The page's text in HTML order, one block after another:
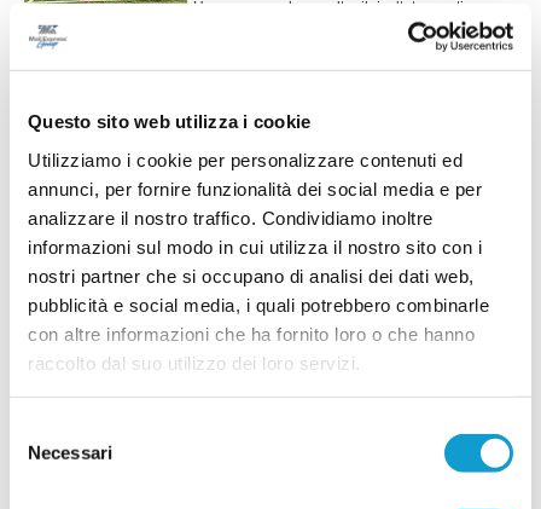
Questo sito web utilizza i cookie
Utilizziamo i cookie per personalizzare contenuti ed
annunci, per fornire funzionalità dei social media e per
analizzare il nostro traffico. Condividiamo inoltre
informazioni sul modo in cui utilizza il nostro sito con i
nostri partner che si occupano di analisi dei dati web,
pubblicità e social media, i quali potrebbero combinarle
con altre informazioni che ha fornito loro o che hanno
raccolto dal suo utilizzo dei loro servizi.
delNecessari
Un successo che va oltre il risultato sportivo e
conferma la solidità di un progetto dedicato
esclusivamente al settore giovanile, na
29/06/2026
CFC Academy, nuovo staff e Open Day:
26/06/2026
REAL SASSOFERRATO. Accordo per un
settore giovanile unico
Importante novità per il calcio giovanile del
territorio. Il Real Sassoferrato ha annunciato di
Genga per il subentro nella gestione dell'intero
CASTELFIDARDO ACADEMY. Mauro